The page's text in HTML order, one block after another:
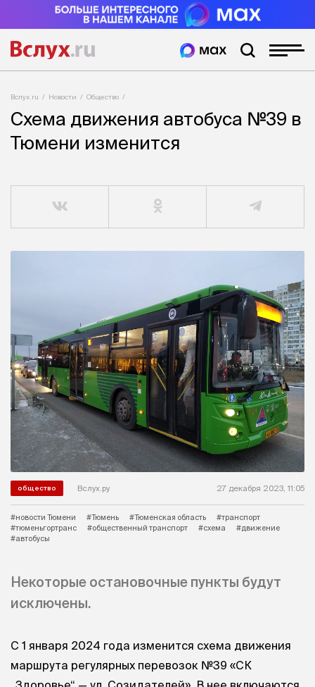
Вслух.ru Новости Общество
Схема движения автобуса №39 в
Тюмени изменится
общество Вслух.ру 27 декабря 2023, 11:05
#новости Тюмени #Тюмень #Тюменская область
#транспорт
#тюменьгортранс
#общественный транспорт #схема
#движение
#автобусы
Некоторые остановочные пункты будут
исключены.
С 1 января 2024 года изменится схема движения
маршрута регулярных перевозок №39 «СК